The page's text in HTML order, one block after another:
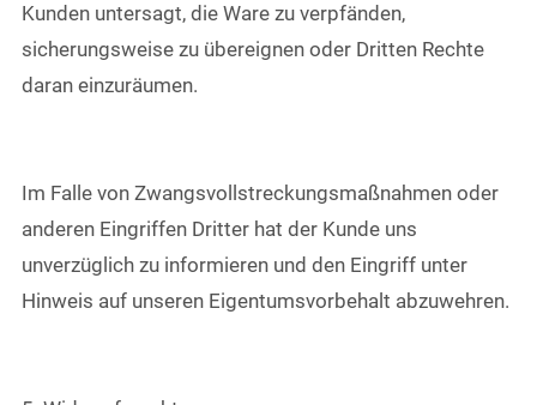
Kunden untersagt, die Ware zu verpfänden,
sicherungsweise zu übereignen oder Dritten Rechte
daran einzuräumen.
Im Falle von Zwangsvollstreckungsmaßnahmen oder
anderen Eingriffen Dritter hat der Kunde uns
unverzüglich zu informieren und den Eingriff unter
Hinweis auf unseren Eigentumsvorbehalt abzuwehren.